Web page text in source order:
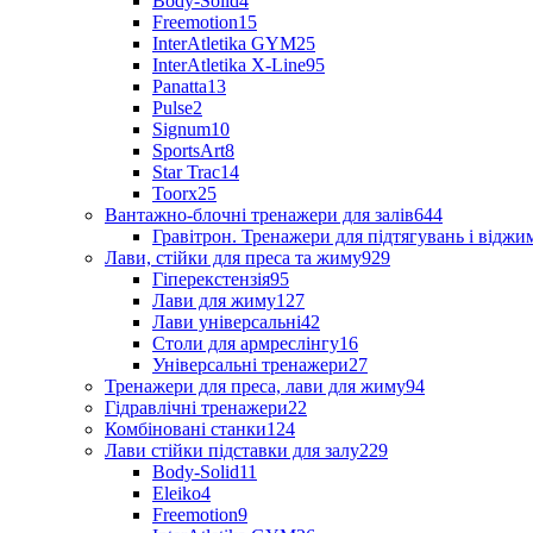
Freemotion15
InterAtletika GYM25
InterAtletika X-Line95
Panatta13
Pulse2
Signum10
SportsArt8
Star Trac14
Toorx25
Вантажно-блочні тренажери для залів644
Гравітрон. Тренажери для підтягувань і
Лави, стійки для преса та жиму929
Гіперекстензія95
Лави для жиму127
Лави універсальні42
Столи для армреслінгу16
Універсальні тренажери27
Тренажери для преса, лави для жиму94
Гідравлічні тренажери22
Комбіновані станки124
Лави стійки підставки для залу229
Body-Solid11
Eleiko4
Freemotion9